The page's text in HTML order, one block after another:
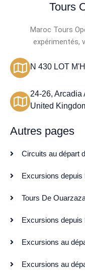
Tours
Maroc Tours
expérimentés,
N 430 LOT
24-26, Arcadia
United
Autres pages
Circuits au départ
Excursions depuis
Tours De
Excursions depuis
Excursions au
Excursions au